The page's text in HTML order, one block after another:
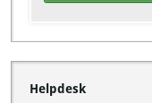
Helpdesk